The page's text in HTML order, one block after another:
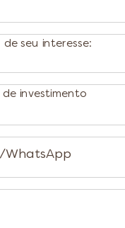
de seu interesse:
de investimento
WhatsApp